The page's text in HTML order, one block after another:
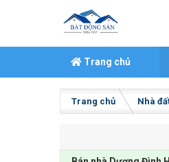
Trang chủ
Trang chủ Nhà